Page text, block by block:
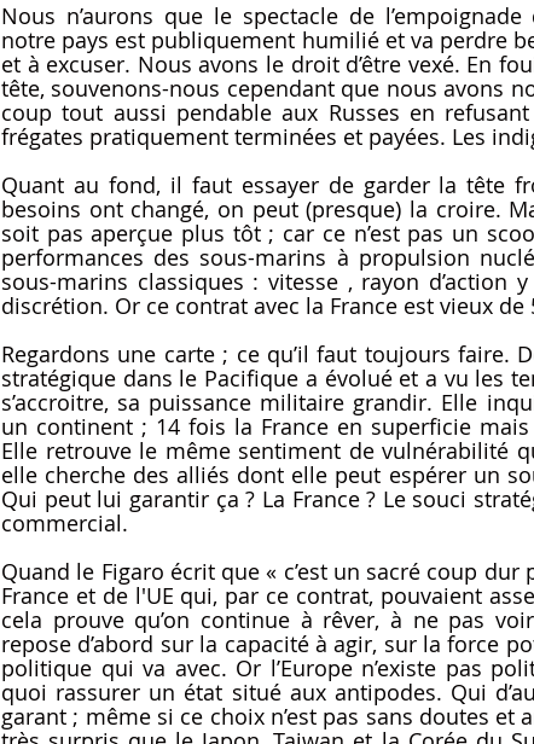
Nous n’aurons que le spectacle de
notre pays est publiquement humilié et va perdre
et à excuser. Nous avons le droit d’être vexé. En
tête, souvenons-nous cependant que nous avons
coup tout aussi pendable aux Russes en
frégates pratiquement terminées et payées. Les
Quant au fond, il faut essayer de garder la tête
besoins ont changé, on peut (presque) la croire.
soit pas aperçue plus tôt ; car ce n’est pas un
performances des sous-marins à propulsion
sous-marins classiques : vitesse , rayon d’action
discrétion. Or ce contrat avec la France est vieux de
Regardons une carte ; ce qu’il faut toujours faire.
stratégique dans le Pacifique a évolué et a vu les
s’accroitre, sa puissance militaire grandir. Elle
un continent ; 14 fois la France en superficie
Elle retrouve le même sentiment de vulnérabilité
elle cherche des alliés dont elle peut espérer un
Qui peut lui garantir ça ? La France ? Le souci
commercial.
Quand le Figaro écrit que « c’est un sacré coup
France et de l'UE qui, par ce contrat, pouvaient
cela prouve qu’on continue à rêver, à ne pas
repose d’abord sur la capacité à agir, sur la force
politique qui va avec. Or l’Europe n’existe pas
quoi rassurer un état situé aux antipodes. Qui
garant ; même si ce choix n’est pas sans doutes et